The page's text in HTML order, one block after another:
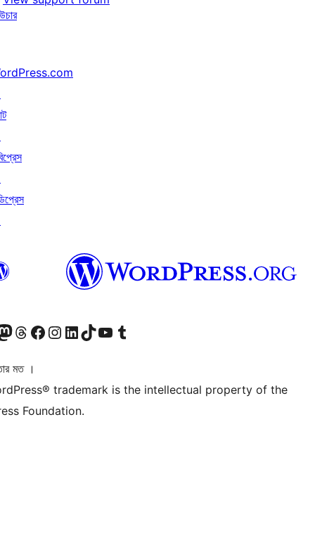
অ্যাকাউন্টটি দেখুন
আমাদের থ্রেডস অ্যাকাউন্টটি দেখুনআমাদের ফেসবুক পেজ দেখুনআমাদের ইন্সটাগ্রাম অ্যাকাউন্ট দেখুনআমাদের লিঙ্কডইন অ্যাকাউন্টে যানআমাদের TikTok অ্যাকাউন্টটি দেখুনআমাদের ইউটিউব চ্যানেলে যান আমাদের টাম্বলার অ্যাকাউন্ট দেখুন
মত ।
trademark is the intellectual property of the
Foundation.